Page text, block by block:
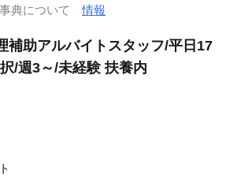
典について情報
補助アルバイトスタッフ/平日17
/週3～/未経験 扶養内